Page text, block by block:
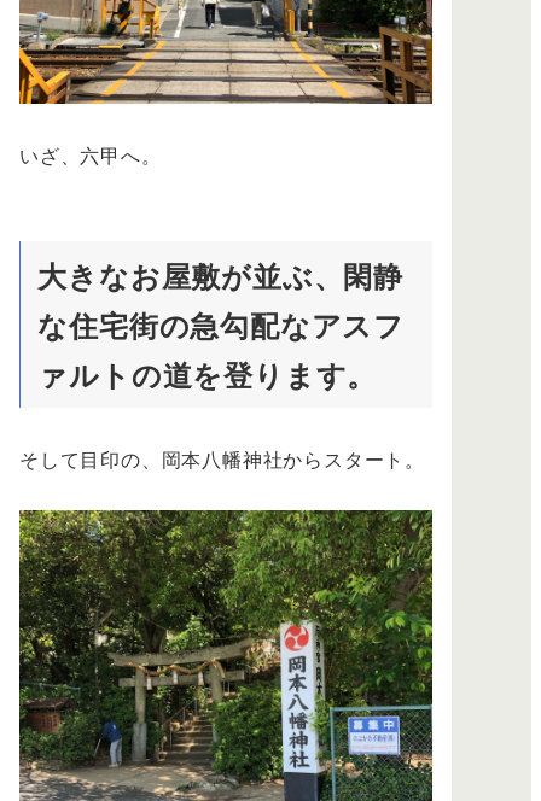
いざ、六甲へ。
大きなお屋敷が並ぶ、閑静
な住宅街の急勾配なアスフ
ァルトの道を登ります。
そして目印の、岡本八幡神社からスタート。